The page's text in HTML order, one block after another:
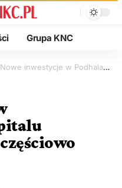
Grupa KNC
Nowe inwestycje w Podhalańskim Szpitalu Specjalistycznym częściowo wymusił… Covid